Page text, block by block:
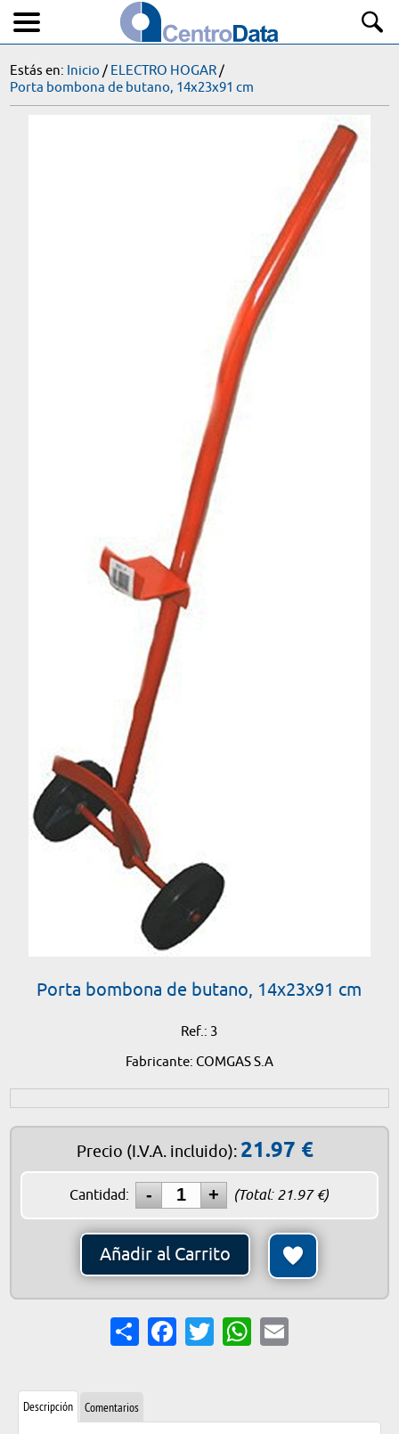
Estás en: Inicio / ELECTRO HOGAR/
Porta bombona de butano, 14x23x91 cm
Porta bombona de butano, 14x23x91 cm
Ref.: 3
Fabricante: COMGAS S.A
Precio (I.V.A. incluido): 21.97 €
Cantidad: (Total: 21.97€)
Añadir al Carrito
Share FacebookTwitterWhatsApp
Email
Descripción Comentarios